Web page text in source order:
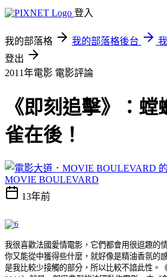
登入
我的部落格 我的部落格後台
登出
2011年電影 電影評論
《即刻追擊》：
雀在後！
MOVIE BOULEVARD
13年前
我很喜歡法國愛情電影，它們都會用很逗趣的
你又能從中獲得些什麼，就好像是精油香氛的
是我比較少接觸的部分，所以比較不諳此性。